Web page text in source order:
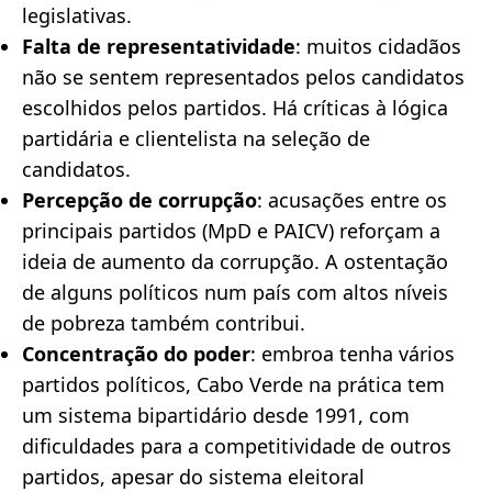
legislativas.
Falta de representatividade: muitos cidadãos
não se sentem representados pelos candidatos
escolhidos pelos partidos. Há críticas à lógica
partidária e clientelista na seleção de
candidatos.
Percepção de corrupção: acusações entre os
principais partidos (MpD e PAICV) reforçam a
ideia de aumento da corrupção. A ostentação
de alguns políticos num país com altos níveis
de pobreza também contribui.
Concentração do poder: embroa tenha vários
partidos políticos, Cabo Verde na prática tem
um sistema bipartidário desde 1991, com
dificuldades para a competitividade de outros
partidos, apesar do sistema eleitoral